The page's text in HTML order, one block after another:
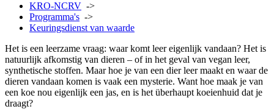
KRO-NCRV ->
Programma's ->
Keuringsdienst van waarde
Het is een leerzame vraag: waar komt leer eigenlijk vandaan? Het is
natuurlijk afkomstig van dieren – of in het geval van vegan leer,
synthetische stoffen. Maar hoe je van een dier leer maakt en waar de
dieren vandaan komen is vaak een mysterie. Want hoe maak je van
een koe nou eigenlijk een jas, en is het überhaupt koeienhuid dat je
draagt?